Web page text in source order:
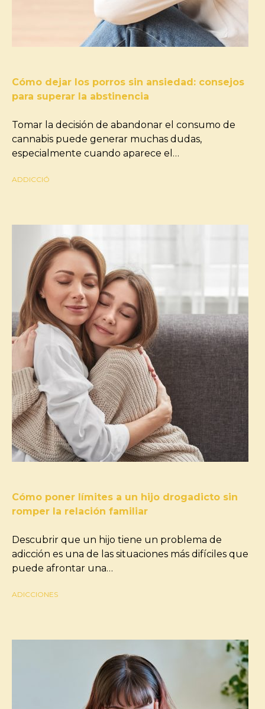
Cómo dejar los porros sin ansiedad: consejos
para superar la abstinencia
Tomar la decisión de abandonar el consumo de
cannabis puede generar muchas dudas,
especialmente cuando aparece el…
ADDICCIÓ
Cómo poner límites a un hijo drogadicto sin
romper la relación familiar
Descubrir que un hijo tiene un problema de
adicción es una de las situaciones más difíciles que
puede afrontar una…
ADICCIONES